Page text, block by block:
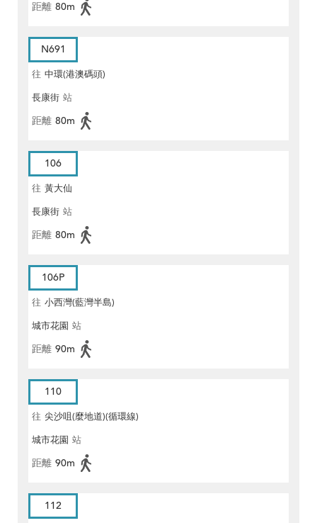
距離 80m
N691
往 中環(港澳碼頭)
長康街 站
距離 80m
106
往 黃大仙
長康街 站
距離 80m
106P
往 小西灣(藍灣半島)
城市花園 站
距離 90m
110
往 尖沙咀(麼地道)(循環線)
城市花園 站
距離 90m
112